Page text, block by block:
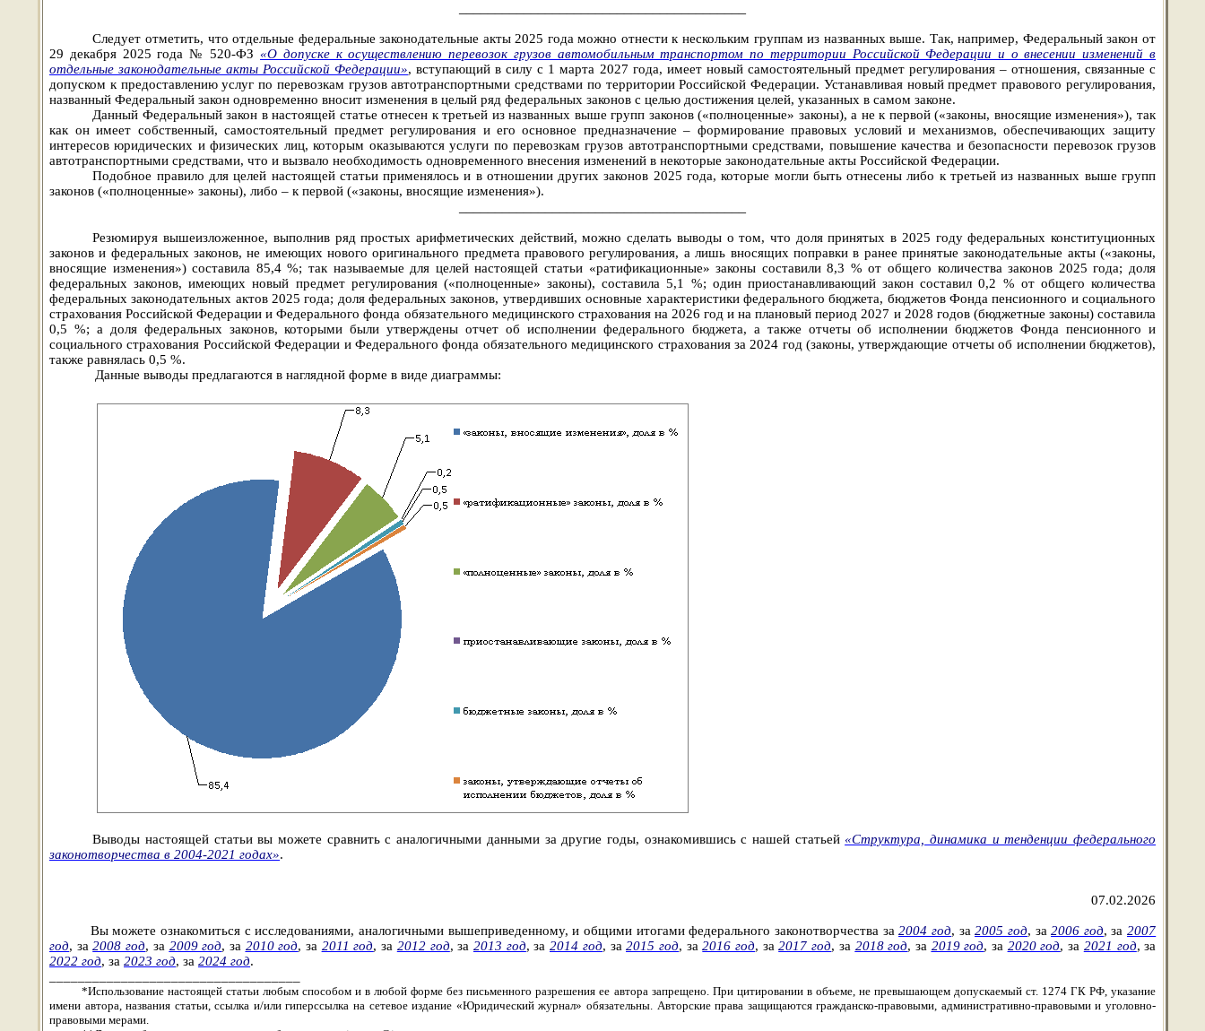
Следует отметить, что отдельные федеральные законодательные акты 2025 года можно отнести к нескольким группам из названных выше. Так, например, Федеральный закон от
29 декабря 2025 года № 520-ФЗ«О допуске к осуществлению перевозок грузов автомобильным транспортом по территории Российской Федерации и о внесении изменений в
отдельные законодательные акты Российской Федерации», вступающий в силу с 1 марта 2027 года, имеет новый самостоятельный предмет регулирования – отношения, связанные с
допуском к предоставлению услуг по перевозкам грузов автотранспортными средствами по территории Российской Федерации. Устанавливая новый предмет правового регулирования,
названный Федеральный закон одновременно вносит изменения в целый ряд федеральных законов с целью достижения целей, указанных в самом законе.
Данный Федеральный закон в настоящей статье отнесен к третьей из названных выше групп законов («полноценные» законы), а не к первой («законы, вносящие изменения»), так
как он имеет собственный, самостоятельный предмет регулирования и его основное предназначение – формирование правовых условий и механизмов, обеспечивающих защиту
интересов юридических и физических лиц, которым оказываются услуги по перевозкам грузов автотранспортными средствами, повышение качества и безопасности перевозок грузов
автотранспортными средствами, что и вызвало необходимость одновременного внесения изменений в некоторые законодательные акты Российской Федерации.
Подобное правило для целей настоящей статьи применялось и в отношении других законов 2025 года, которые могли быть отнесены либо к третьей из названных выше групп
законов («полноценные» законы), либо – к первой («законы, вносящие изменения»).
Резюмируя вышеизложенное, выполнив ряд простых арифметических действий, можно сделать выводы о том, что доля принятых в 2025 году федеральных конституционных
законов и федеральных законов, не имеющих нового оригинального предмета правового регулирования, а лишь вносящих поправки в ранее принятые законодательные акты («законы,
вносящие изменения») составила 85,4 %; так называемые для целей настоящей статьи «ратификационные» законы составили 8,3 % от общего количества законов 2025 года; доля
федеральных законов, имеющих новый предмет регулирования («полноценные» законы), составила 5,1 %; одинприостанавливающий закон составил 0,2 % от общего количества
федеральных законодательных актов 2025 года; доля федеральных законов, утвердивших основные характеристики федерального бюджета, бюджетов Фонда пенсионного и социального
страхования Российской Федерации и Федерального фонда обязательного медицинского страхования на 2026 год и на плановый период 2027 и 2028 годов (бюджетные законы) составила
0,5 %; а доля федеральных законов, которыми были утверждены отчет об исполнении федерального бюджета, а также отчеты об исполнении бюджетов Фонда пенсионного и
социального страхования Российской Федерации и Федерального фонда обязательного медицинского страхования за 2024 год (законы, утверждающие отчеты об исполнении бюджетов),
также равнялась 0,5 %.
Данные выводы предлагаются в наглядной форме в виде диаграммы:
Выводы настоящей статьи вы можете сравнить с аналогичными данными за другие годы, ознакомившись с нашей статьей«Структура, динамика и тенденции федерального
законотворчества в 2004-2021 годах».
07.02.2026
Вы можете ознакомиться сисследованиями, аналогичными вышеприведенному, и общими итогами федерального законотворчества за2004 год, за2005 год, за2006 год,за2007
год, за2008 год, за 2009 год, за 2010 год, за 2011 год, за 2012 год, за 2013 год, за2014 год, за2015 год, за2016 год, за2017 год, за 2018 год, за 2019 год, за 2020 год, за 2021 год, за
2022 год, за2023 год, за2024 год.
*Использование настоящей статьи любым способом и в любой форме без письменного разрешения ее автора запрещено. При цитировании в объеме, не превышающем допускаемый ст. 1274 ГК РФ, указание
имени автора, названия статьи, ссылка и/или гиперссылка на сетевое издание «Юридический журнал» обязательны. Авторские права защищаются гражданско-правовыми, административно-правовыми и уголовно-
правовыми мерами.